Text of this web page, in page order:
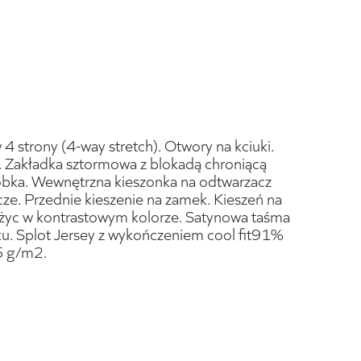
4 strony (4-way stretch). Otwory na kciuki.
sztormowa z blokadą chroniącą
Wewnętrzna kieszonka na odtwarzacz
Przednie kieszenie na zamek. Kieszeń na
w kontrastowym kolorze. Satynowa taśma
Splot Jersey z wykończeniem cool fit91%
g/m2.